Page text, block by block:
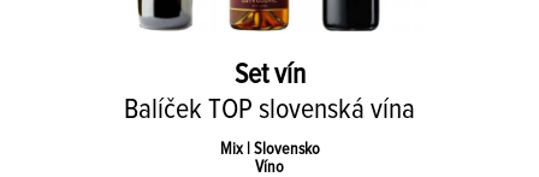
Set vín
Balíček TOP slovenská vína
Mix | Slovensko
Víno